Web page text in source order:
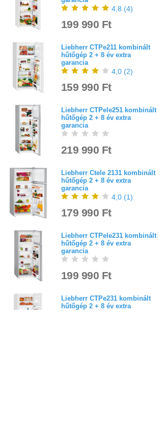
4,8 (4)
199 990 Ft
Liebherr CTPe211 kombinált
hűtőgép 2 + 8 év extra
garancia
4,0 (2)
159 990 Ft
Liebherr CTPele251 kombinált
hűtőgép 2 + 8 év extra
garancia
219 990 Ft
Liebherr Ctele 2131 kombinált
hűtőgép 2 + 8 év extra
garancia
4,0 (1)
179 990 Ft
Liebherr CTPele231 kombinált
hűtőgép 2 + 8 év extra
garancia
199 990 Ft
Liebherr CTPe231 kombinált
hűtőgép 2 + 8 év extra